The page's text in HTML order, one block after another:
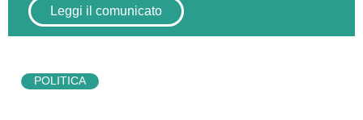
Leggi il comunicato
POLITICA